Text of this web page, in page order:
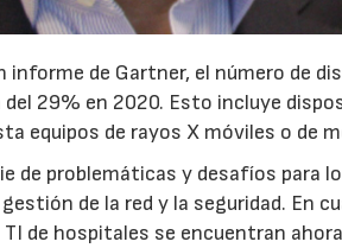
informe de Gartner, el número de
29% en 2020. Esto incluye
equipos de rayos X móviles o de
de problemáticas y desafíos para
de la red y la seguridad. En
de hospitales se encuentran